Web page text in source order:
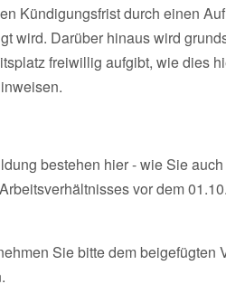
Kündigungsfrist durch einen
wird. Darüber hinaus wird
freiwillig aufgibt, wie dies
bestehen hier - wie Sie
vor dem
Sie bitte dem beigefügten